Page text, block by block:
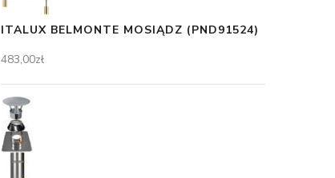
ITALUX BELMONTE MOSIĄDZ (PND91524)
483,00zł